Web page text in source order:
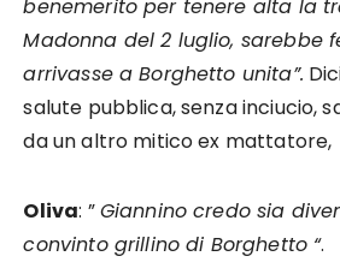
benemerito per tenere alta la
Madonna del 2 luglio, sarebbe
arrivasse a Borghetto unita”.
salute pubblica, senza inciucio,
da un altro mitico ex mattatore,
Oliva: ”Giannino credo sia
convinto grillino di Borghetto “.